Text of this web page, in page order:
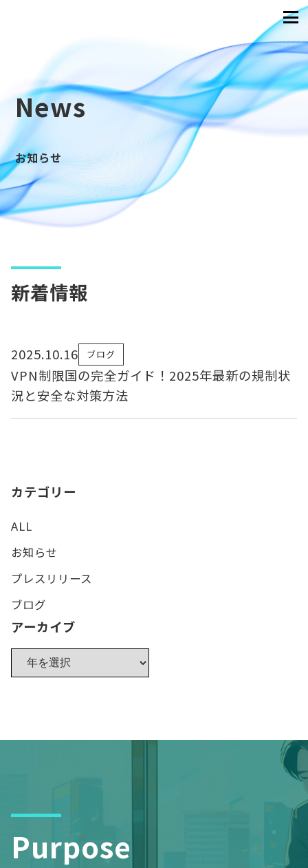
News
お知らせ
新着情報
2025.10.16 ブログ
VPN制限国の完全ガイド！2025年最新の規制状
況と安全な対策方法
カテゴリー
ALL
お知らせ
プレスリリース
ブログ
アーカイブ
Purpose